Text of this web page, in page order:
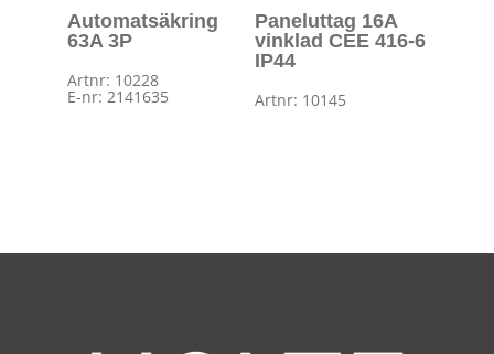
Automatsäkring
63A 3P
Artnr: 10228
E-nr: 2141635
Paneluttag 16A
vinklad CEE 416-6
IP44
Artnr: 10145